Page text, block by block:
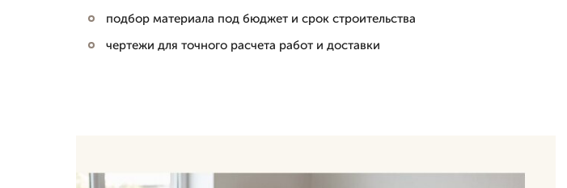
подбор материала под бюджет и срок строительства
чертежи для точного расчета работ и доставки